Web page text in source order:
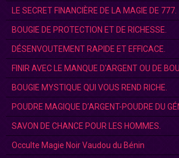
LE SECRET FINANCIÈRE DE LA MAGIE DE 777.
BOUGIE DE PROTECTION ET DE RICHESSE.
DÉSENVOUTEMENT RAPIDE ET EFFICACE.
FINIR AVEC LE MANQUE D'ARGENT OU DE
BOUGIE MYSTIQUE QUI VOUS REND RICHE.
POUDRE MAGIQUE D’ARGENT-POUDRE DU
SAVON DE CHANCE POUR LES HOMMES.
Occulte Magie Noir Vaudou du Bénin